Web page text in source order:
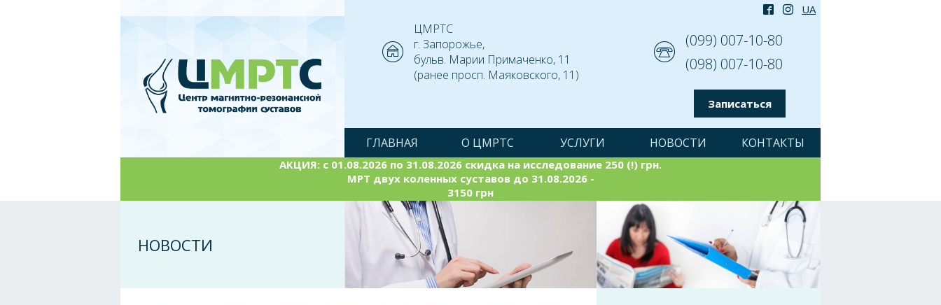
ЦМРТС
г. Запорожье,
бульв. Марии Примаченко, 11
(ранее просп. Маяковского, 11)
(099) 007-10-80
(098) 007-10-80
Записаться
ГЛАВНАЯ О ЦМРТС УСЛУГИ НОВОСТИ КОНТАКТЫ
АКЦИЯ: с 01.08.2026 по 31.08.2026 скидка на исследование 250 (!) грн.
МРТ двух коленных суставов до 31.08.2026 -
3150 грн
НОВОСТИ